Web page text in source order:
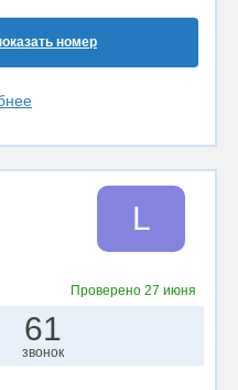
номер
L
Проверено 27 июня
61
звонок